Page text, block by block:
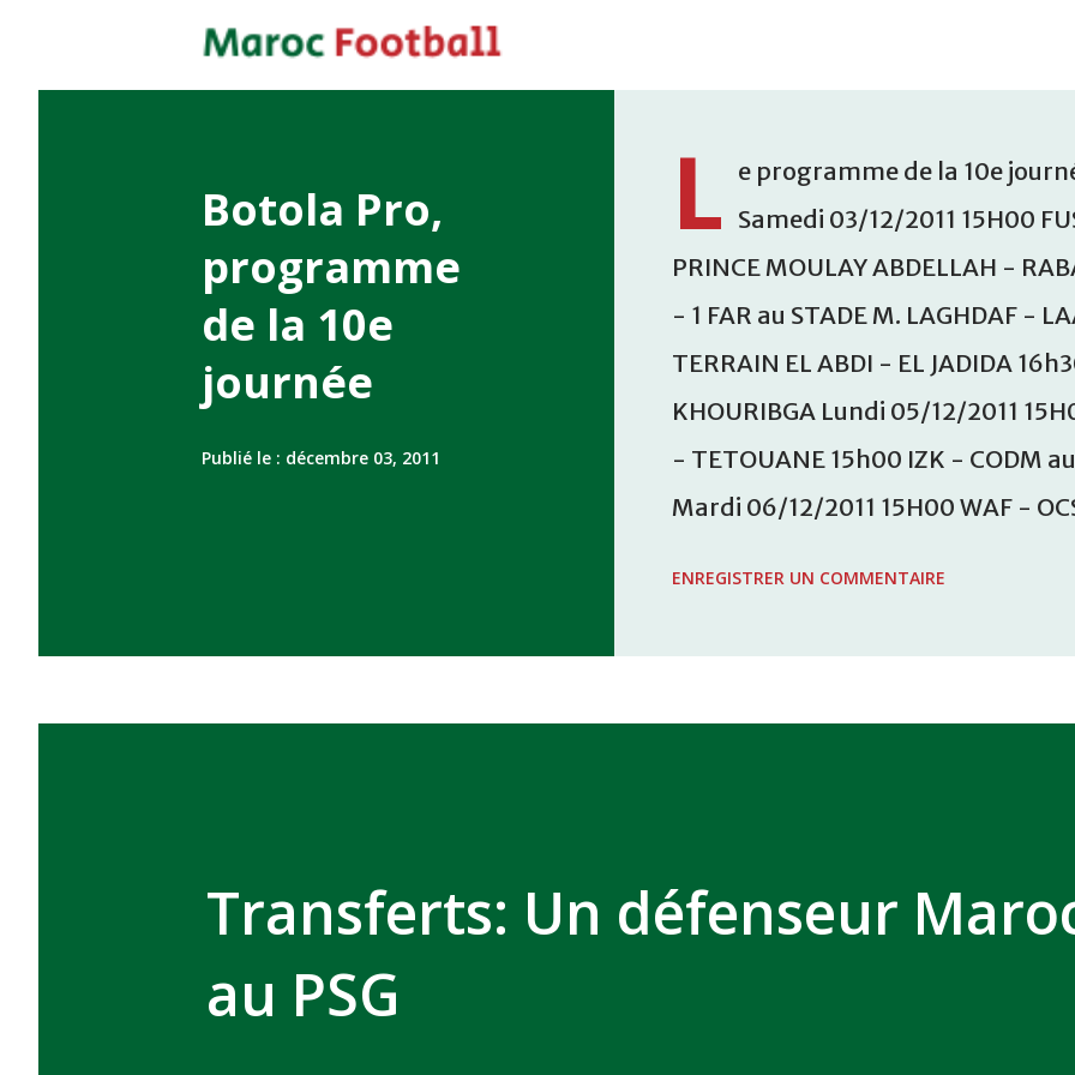
Botola Pro,
programme
de la 10e
journée
Publié le : décembre 03, 2011
L e programme de la 10e
Samedi 03/12/2011 15H00
PRINCE MOULAY ABDELLAH -
- 1 FAR au STADE M. LAGHDAF -
TERRAIN EL ABDI - EL JADIDA
KHOURIBGA Lundi 05/12/2011
- TETOUANE 15h00 IZK - CODM
Mardi 06/12/2011 15H00 WAF -
ENREGISTRER UN COMMENTAIRE
Transferts: Un défenseur
au PSG